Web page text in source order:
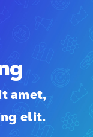
amet,
elit.